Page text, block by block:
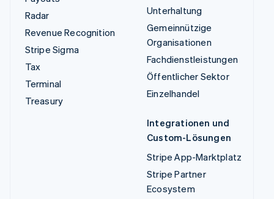
Radar
Revenue Recognition
Stripe Sigma
Tax
Terminal
Treasury
Unterhaltung
Gemeinnützige
Organisationen
Fachdienstleistungen
Öffentlicher Sektor
Einzelhandel
Integrationen und
Custom-Lösungen
Stripe App-Marktplatz
Stripe Partner
Ecosystem